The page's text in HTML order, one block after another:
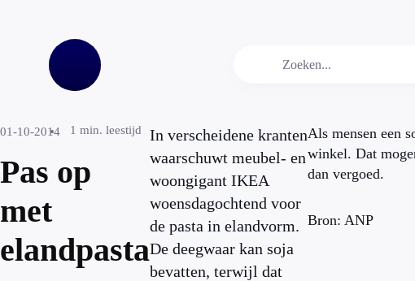
01-10-2014 1 min. leestijd
Pas op
met
elandpasta
In verscheidene kranten
waarschuwt meubel- en
woongigant IKEA
woensdagochtend voor
de pasta in elandvorm.
De deegwaar kan soja
bevatten, terwijl dat
Als mensen een
winkel. Dat
dan vergoed.
Bron: ANP